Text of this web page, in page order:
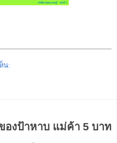
น:
องป้าหาบ แม่ค้า 5 บาท